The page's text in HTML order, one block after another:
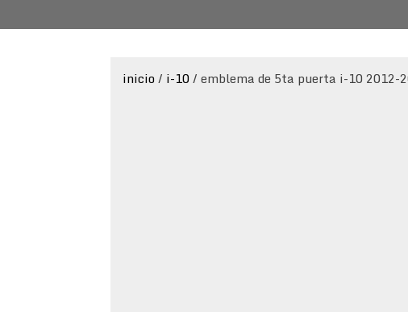
inicio / i-10 / emblema de 5ta puerta i-10 2012-